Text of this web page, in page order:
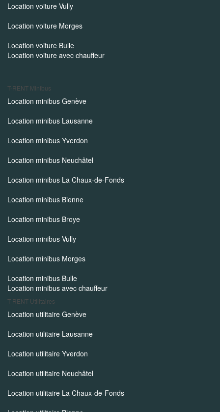
Location voiture Vully
Location voiture Morges
Location voiture Bulle
Location voiture avec chauffeur
T-RENT Minibus
Location minibus Genève
Location minibus Lausanne
Location minibus Yverdon
Location minibus Neuchâtel
Location minibus La Chaux-de-Fonds
Location minibus Bienne
Location minibus Broye
Location minibus Vully
Location minibus Morges
Location minibus Bulle
Location minibus avec chauffeur
T-RENT Utilitaires
Location utilitaire Genève
Location utilitaire Lausanne
Location utilitaire Yverdon
Location utilitaire Neuchâtel
Location utilitaire La Chaux-de-Fonds